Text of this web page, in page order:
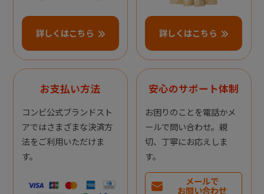
詳しくはこちら 詳しくはこちら
お支払い方法
コンビ公式ブランドスト
アではさまざまな決済方
法をご利用いただけま
す。
安心のサポート体制
お困りのことを電話かメ
ールで問い合わせ。親
切、丁寧にお応えしま
す。
メールで
お問い合わせ